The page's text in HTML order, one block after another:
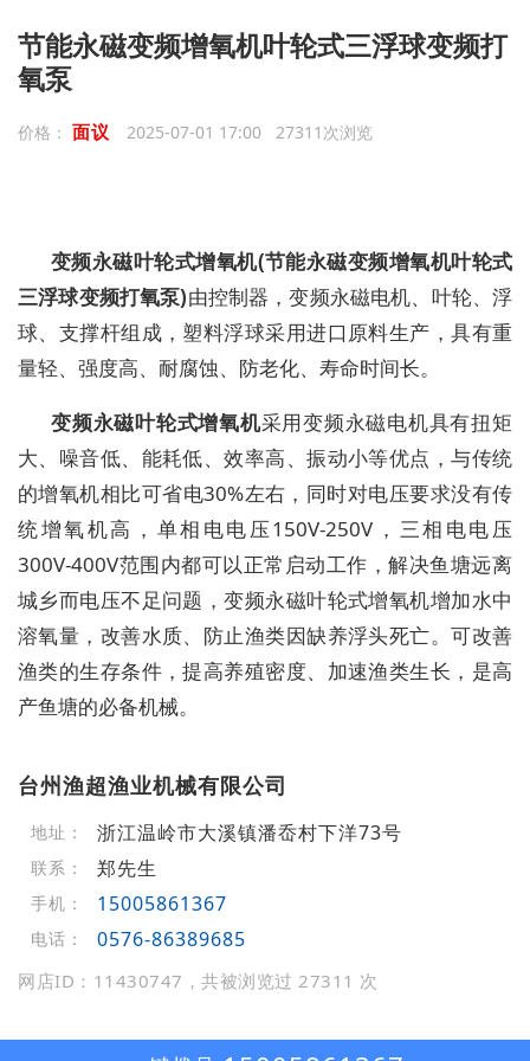
节能永磁变频增氧机叶轮式三浮球变频打
氧泵
价格： 面议 2025-07-01 17:00 27311次浏览
变频永磁叶轮式增氧机(节能永磁变频增氧机叶轮式
三浮球变频打氧泵)由控制器，变频永磁电机、叶轮、浮
球、支撑杆组成，塑料浮球采用进口原料生产，具有重
量轻、强度高、耐腐蚀、防老化、寿命时间长。
变频永磁叶轮式增氧机采用变频永磁电机具有扭矩
大、噪音低、能耗低、效率高、振动小等优点，与传统
的增氧机相比可省电30%左右，同时对电压要求没有传
统增氧机高，单相电电压150V-250V，三相电电压
300V-400V范围内都可以正常启动工作，解决鱼塘远离
城乡而电压不足问题，变频永磁叶轮式增氧机增加水中
溶氧量，改善水质、防止渔类因缺养浮头死亡。可改善
渔类的生存条件，提高养殖密度、加速渔类生长，是高
产鱼塘的必备机械。
台州渔超渔业机械有限公司
地址： 浙江温岭市大溪镇潘岙村下洋73号
联系： 郑先生
手机： 15005861367
电话： 0576-86389685
网店ID：11430747，共被浏览过 27311 次